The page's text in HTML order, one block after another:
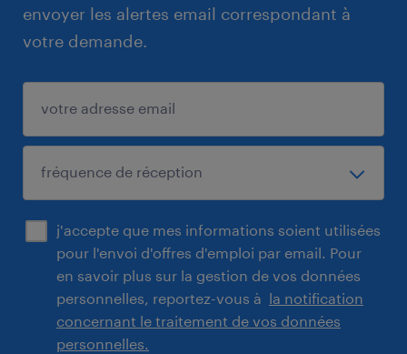
envoyer les alertes email correspondant à
votre demande.
j'accepte que mes informations soient utilisées
pour l'envoi d'offres d'emploi par email. Pour
en savoir plus sur la gestion de vos données
personnelles, reportez-vous à la notification
concernant le traitement de vos données
personnelles.